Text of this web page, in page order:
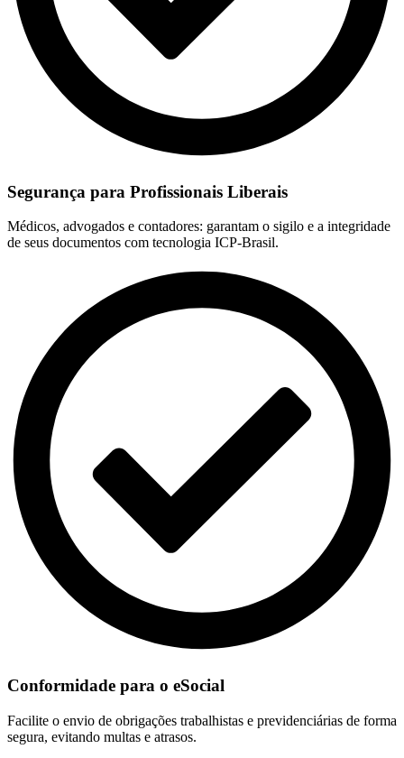
Segurança para Profissionais Liberais
Médicos, advogados e contadores: garantam o sigilo e a integridade
de seus documentos com tecnologia ICP-Brasil.
Conformidade para o eSocial
Facilite o envio de obrigações trabalhistas e previdenciárias de forma
segura, evitando multas e atrasos.